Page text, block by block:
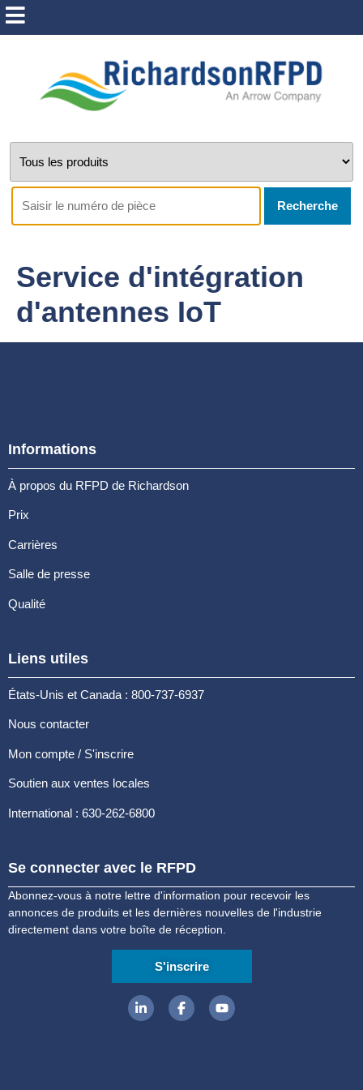
Recherche
Service d'intégration
d'antennes IoT
Informations
À propos du RFPD de Richardson
Prix
Carrières
Salle de presse
Qualité
Liens utiles
États-Unis et Canada : 800-737-6937
Nous contacter
Mon compte / S'inscrire
Soutien aux ventes locales
International : 630-262-6800
Se connecter avec le RFPD
Abonnez-vous à notre lettre d'information pour recevoir les
annonces de produits et les dernières nouvelles de l'industrie
directement dans votre boîte de réception.
S'inscrire